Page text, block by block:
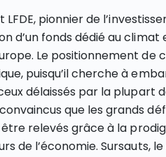
LFDE, pionnier de
d’un fonds dédié au
Le positionnement de
puisqu’il cherche à
délaissés par la plupart
que les grands
relevés grâce à la
de l’économie. Sursauts,